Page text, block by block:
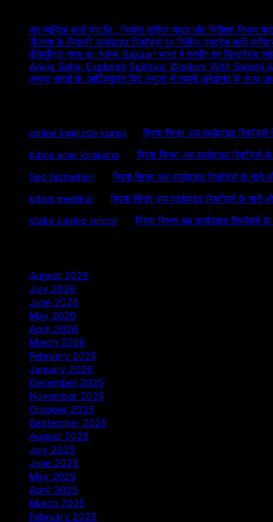
सुर म्यूजिक वर्ल्ड प्रा.लि., निर्माता सुरिंदर यादव और निर्देशक विजय
‘कैलाश के निवासी’ वर्ल्डवाइड रिकॉर्ड्स पर रिलीज, एक्ट्रेस माही
वीकेडीएल ग्रुप का ‘NPA Bazaar’ भारत में एनपीए एवं डिस्ट्रेस्ड
Anuja Sahai Explores Spiritual Wisdom With Swami
अनुजा सहाई के ‘आर्टिक्युलेट विद अनुजा’ में स्वामी अभेदानंद के साथ
online ingilizce kursu onप्रिया सिन्हा अब वर्ल्डवाइड
kıbrıs araç kiralama onप्रिया सिन्हा अब वर्ल्डवाइड
Seo hizmetleri onप्रिया सिन्हा अब वर्ल्डवाइड रिकॉर्ड्स के
kıbrıs medikal onप्रिया सिन्हा अब वर्ल्डवाइड रिकॉर्ड्स के
stake casino mirror onप्रिया सिन्हा अब वर्ल्डवाइड
August 2026
July 2026
June 2026
May 2026
April 2026
March 2026
February 2026
January 2026
December 2025
November 2025
October 2025
September 2025
August 2025
July 2025
June 2025
May 2025
April 2025
March 2025
February 2025